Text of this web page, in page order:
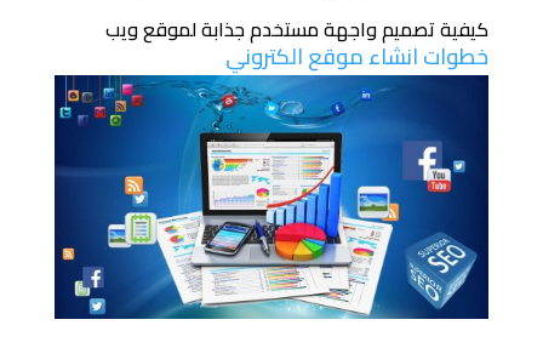
كيفية تصميم واجهة مستخدم جذابة لموقع ويب
خطوات انشاء موقع الكتروني